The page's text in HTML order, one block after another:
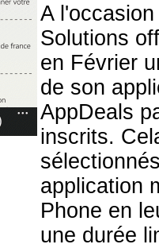
A
Solutions
en Février
de son
AppDeals
inscrits.
application
Phone en
une durée